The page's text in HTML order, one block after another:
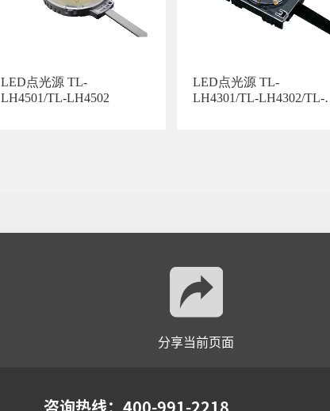
LED点光源 TL-
LH4501/TL-LH4502
LED点光源 TL-
LH4301/TL-LH4302/TL-
分享当前页面